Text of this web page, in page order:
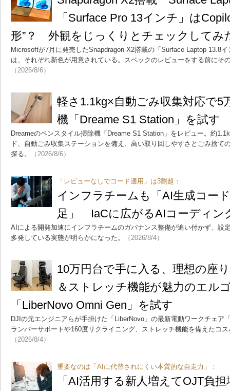
「Surface Pro 13インチ」は
形”？ 外観をじっくりとチェックしてみ
Microsoftが7月に発売したSnapdragon X2搭載の「Surface Laptop 13.8
は、それぞれ新色が用意されている。スペックのレビューをする前にそ
（2026/8/6）
軽さ1.1kg×自動ごみ収集対応で5
機「Dreame S1 Station」を試
Dreameのペンスタイル掃除機「Dreame S1 Station」をレビュー。約
ド、自動ごみ収集ステーションを備え、高い取り回しやすさとごみ捨て
探る。
（2026/8/6）
「レビューなしでコード適用」は3割超：
インフラチームも「AI生成コー
足」 IaCに広がるAIコーディン
AIによる開発加速にインフラチームのガバナンス整備が追い付かず、設
多発している実態が明らかになった。
（2026/8/4）
10万円台で手に入る、理想の座
＆ストレッチ機能が魅力のエル
「LiberNovo Omni Gen」を試す
DJIの元エンジニアらが手掛けた「LiberNovo」の最新電動ワークチェア
ランバーサポートや160度リクライニング、ストレッチ機能を備えたコ
（2026/8/4）
重要なのは「AIに代替されにくい本質的な自走力」：
「AI活用する新人増えてOJT負